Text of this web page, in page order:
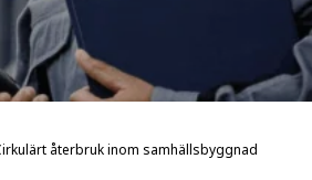
återbruk inom samhällsbyggnad